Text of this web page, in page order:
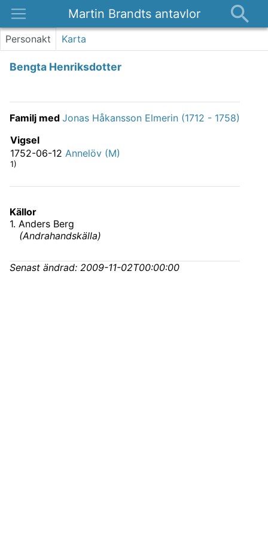
Martin Brandts antavlor
Platser
Personakt Karta
Bengta Henriksdotter
Familj med Jonas Håkansson Elmerin (1712 - 1758)
Vigsel
1752-06-12 Annelöv (M)
1)
Källor
1. Anders Berg
(Andrahandskälla)
Senast ändrad: 2009-11-02T00:00:00